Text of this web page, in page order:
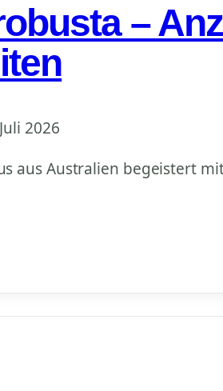
–
2026
aus Australien begeistert